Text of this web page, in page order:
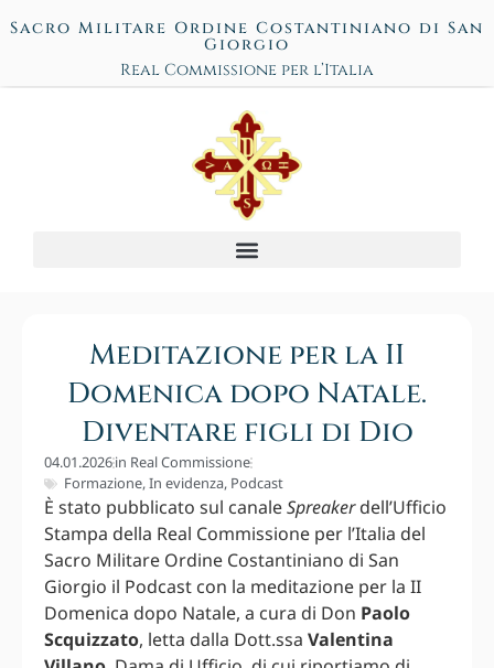
Sacro Militare Ordine Costantiniano di San
Giorgio
Real Commissione per l’Italia
Meditazione per la II
Domenica dopo Natale.
Diventare figli di Dio
04.01.2026in Real Commissione
Formazione,In evidenza, Podcast
È stato pubblicato sul canaleSpreakerdell’Ufficio
Stampa della Real Commissione per l’Italia del
Sacro Militare Ordine Costantiniano di San
Giorgio il Podcast con la meditazione per la II
Domenica dopo Natale, a cura di Don Paolo
Scquizzato, letta dalla Dott.ssa Valentina